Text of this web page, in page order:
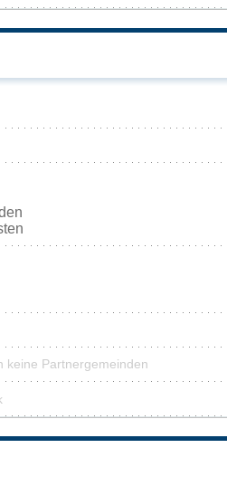
keine Partnergemeinden